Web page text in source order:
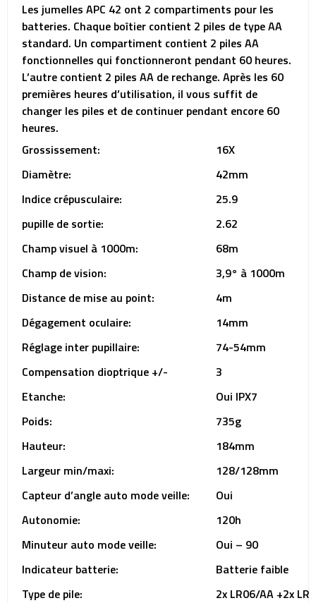
Les jumelles APC 42 ont 2 compartiments pour les
batteries. Chaque boîtier contient 2 piles de type AA
standard. Un compartiment contient 2 piles AA
fonctionnelles qui fonctionneront pendant 60 heures.
L’autre contient 2 piles AA de rechange. Après les 60
premières heures d’utilisation, il vous suffit de
changer les piles et de continuer pendant encore 60
heures.
Grossissement:
16X
Diamètre:
42mm
Indice crépusculaire:
25.9
pupille de sortie:
2.62
Champ visuel à 1000m:
68m
Champ de vision:
3,9° à 1000m
Distance de mise au point:
4m
Dégagement oculaire:
14mm
Réglage inter pupillaire:
74-54mm
Compensation dioptrique +/-
3
Etanche:
Oui IPX7
Poids:
735g
Hauteur:
184mm
Largeur min/maxi:
128/128mm
Capteur d’angle auto mode veille:
Oui
Autonomie:
120h
Minuteur auto mode veille:
Oui – 90
Indicateur batterie:
Batterie faible
Type de pile:
2x LR06/AA +2x